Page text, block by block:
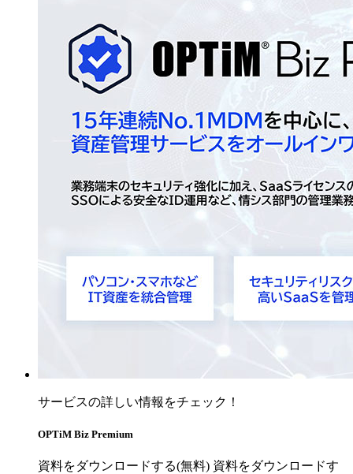
サービスの詳しい情報をチェック！
OPTiM Biz Premium
資料をダウンロードする(無料) 資料をダウンロードす